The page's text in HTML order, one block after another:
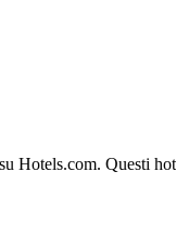
Hotels.com. Questi